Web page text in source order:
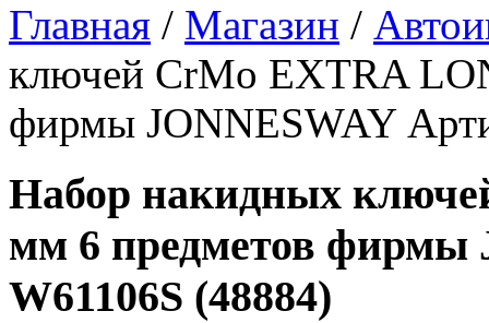
Главная / Магазин /
ключей CrMo EXTRA
фирмы JONNESWAY
Набор накидных
мм 6 предметов фирмы
W61106S (48884)